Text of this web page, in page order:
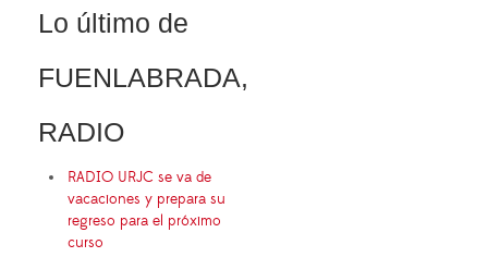
Lo último de
FUENLABRADA,
RADIO
RADIO URJC se va de
vacaciones y prepara su
regreso para el próximo
curso